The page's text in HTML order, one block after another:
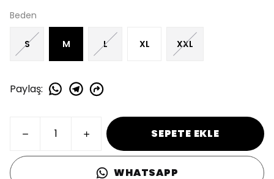
Beden
S M L XL XXL
Paylaş:
SEPETE EKLE
WHATSAPP